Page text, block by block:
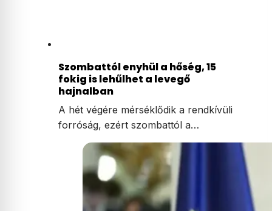
Szombattól enyhül a hőség, 15
fokig is lehűlhet a levegő
hajnalban
A hét végére mérséklődik a rendkívüli
forróság, ezért szombattól a…